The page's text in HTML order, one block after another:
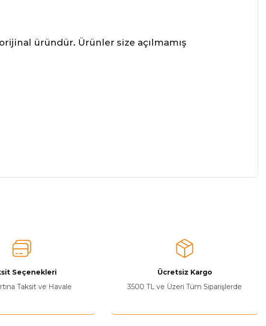
üründür. Ürünler size açılmamış
Seçenekleri
Taksit ve Havale
Ücretsiz Kargo
3500 TL ve Üzeri Tüm Siparişlerde